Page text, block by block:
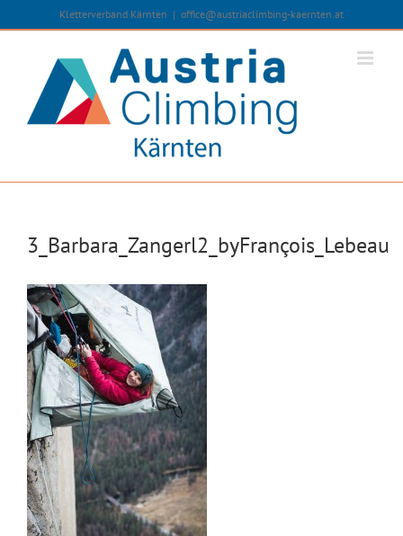
Inhalt
Kletterverband Kärnten | office@austriaclimbing-kaernten.at
3_Barbara_Zangerl2_byFrançois_Lebeau